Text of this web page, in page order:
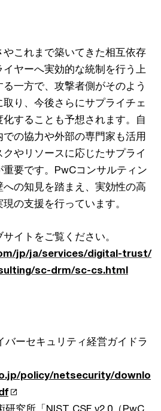
これまで築いてきた相互依存
ヤーへ実効的な統制を行う上
一方で、攻撃者側がそのよう
り、今後さらにサプライチェ
することも予想されます。自
の協力や外部の専門家も活用
やリソースに応じたサプライ
要です。PwCコンサルティン
の知見を踏まえ、実効性の高
の支援を行っています。
イトをご覧ください。
jp/ja/services/digital-trust/
sc-drm/sc-cs.html
バーセキュリティ経営ガイドラ
policy/netsecurity/downlo